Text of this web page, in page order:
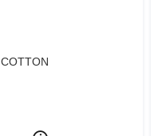
COTTON